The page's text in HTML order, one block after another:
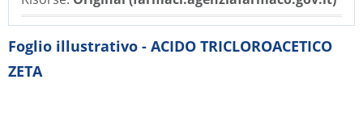
Foglio illustrativo - ACIDO TRICLOROACETICO
ZETA